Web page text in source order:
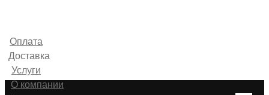
Оплата
Доставка
Услуги
О компании